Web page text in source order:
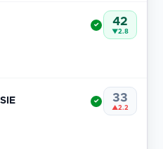
✓ 42
▼2.8
✓ 33
▲2.2